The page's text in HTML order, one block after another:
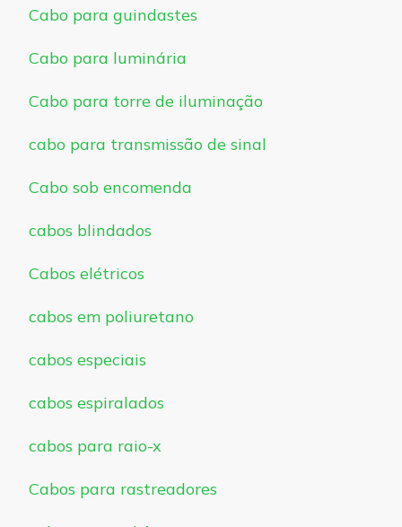
Cabo para guindastes
Cabo para luminária
Cabo para torre de iluminação
cabo para transmissão de sinal
Cabo sob encomenda
cabos blindados
Cabos elétricos
cabos em poliuretano
cabos especiais
cabos espiralados
cabos para raio-x
Cabos para rastreadores